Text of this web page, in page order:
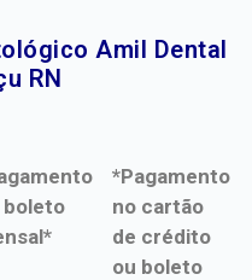
Amil Dental
RN​
boleto
*Pagamento
no cartão
de crédito
ou boleto